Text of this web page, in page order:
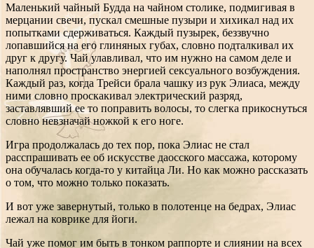
Маленький чайный Будда на чайном столике, подмигивая в
мерцании свечи, пускал смешные пузыри и хихикал над их
попытками сдерживаться. Каждый пузырек, беззвучно
лопавшийся на его глиняных губах, словно подталкивал их
друг к другу. Чай улавливал, что им нужно на самом деле и
наполнял пространство энергией сексуального возбуждения.
Каждый раз, когда Трейси брала чашку из рук Элиаса, между
ними словно проскакивал электрический разряд,
заставлявший ее то поправить волосы, то слегка прикоснуться
словно невзначай ножкой к его ноге.
Игра продолжалась до тех пор, пока Элиас не стал
расспрашивать ее об искусстве даосского массажа, которому
она обучалась когда-то у китайца Ли. Но как можно рассказать
о том, что можно только показать.
И вот уже завернутый, только в полотенце на бедрах, Элиас
лежал на коврике для йоги.
Чай уже помог им быть в тонком раппорте и слиянии на всех